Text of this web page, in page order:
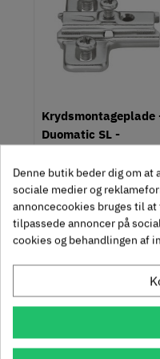
Overflade
Type
Knopgreb
Stil
Antik
TilstandNy
Krydsmontageplade
Duomatic SL -
9,25 kr-50%
4,
312 stk på lager
Se også disse
Denne butik beder dig om
sociale medier og
annoncecookies bruges til
tilpassede annoncer på
cookies og behandlingen af